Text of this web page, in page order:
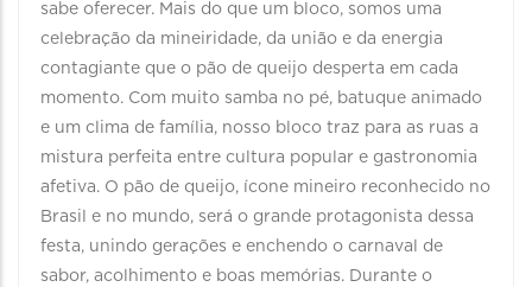
sabe oferecer. Mais do que um bloco, somos uma
celebração da mineiridade, da união e da energia
contagiante que o pão de queijo desperta em cada
momento. Com muito samba no pé, batuque animado
e um clima de família, nosso bloco traz para as ruas a
mistura perfeita entre cultura popular e gastronomia
afetiva. O pão de queijo, ícone mineiro reconhecido no
Brasil e no mundo, será o grande protagonista dessa
festa, unindo gerações e enchendo o carnaval de
sabor, acolhimento e boas memórias. Durante o